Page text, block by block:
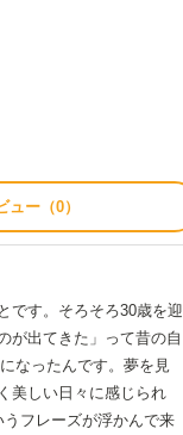
ュー（0）
です。そろそろ30歳を迎
が出てきた」って昔の自
なったんです。夢を見
美しい日々に感じられ
フレーズが浮かんで来